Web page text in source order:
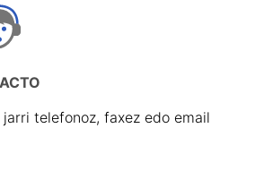
telefonoz, faxez edo email